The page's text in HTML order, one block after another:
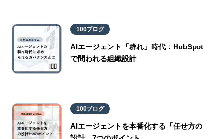
100ブログ
AIエージェント「群れ」時代：HubSpot
で問われる組織設計
100ブログ
AIエージェントを本番化する「任せ方の